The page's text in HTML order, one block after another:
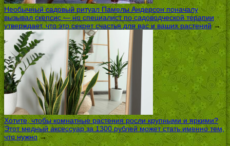
Необычный садовый ритуал Памелы Андерсон поначалу
вызывал скепсис — но специалист по садоводческой терапии
утверждает, что это секрет счастья для вас и ваших растений→
Хотите, чтобы комнатные растения росли крупными и яркими?
Этот медный аксессуар за 1300 рублей может стать именно тем,
что нужно→